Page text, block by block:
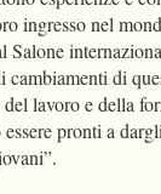
ingresso nel
Salone
cambiamenti di
lavoro e della
pronti a